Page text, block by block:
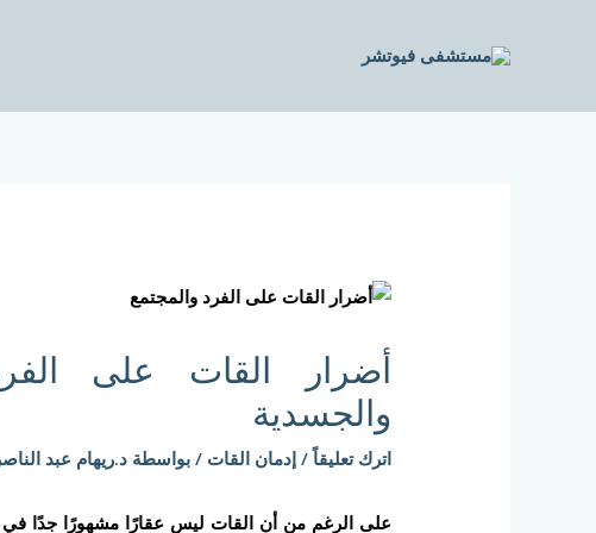
أضرار القات على
والجسدية
اترك تعليقاً /إدمان القات / بواسطة د.ريهام عبد
على الرغم من أن القات ليس عقارًا مشهورًا جدًا في